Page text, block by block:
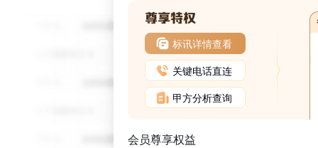
标讯详情查看
关键电话直连
甲方分析查询
会员尊享权益